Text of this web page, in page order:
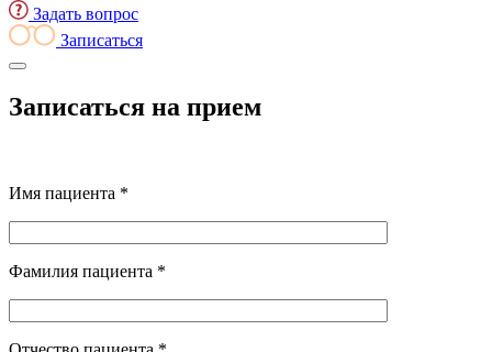
Задать вопрос
Записаться
Записаться на прием
Имя пациента *
Фамилия пациента *